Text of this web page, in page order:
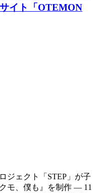
イト「OTEMON
ジェクト「STEP」が子
モ、僕も』を制作 — 11